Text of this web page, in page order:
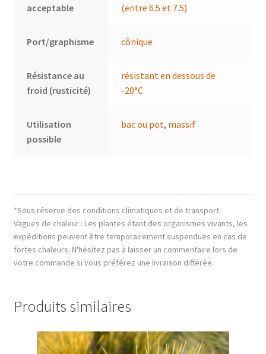
acceptable
(entre 6.5 et 7.5)
Port/graphisme cônique
Résistance au
froid (rusticité)
résistant en dessous de
-20°C
Utilisation
possible
bac ou pot, massif
*Sous réserve des conditions climatiques et de transport.
Vagues de chaleur : Les plantes étant des organismes vivants, les
expéditions peuvent être temporairement suspendues en cas de
fortes chaleurs. N'hésitez pas à laisser un commentaire lors de
votre commande si vous préférez une livraison différée.
Produits similaires